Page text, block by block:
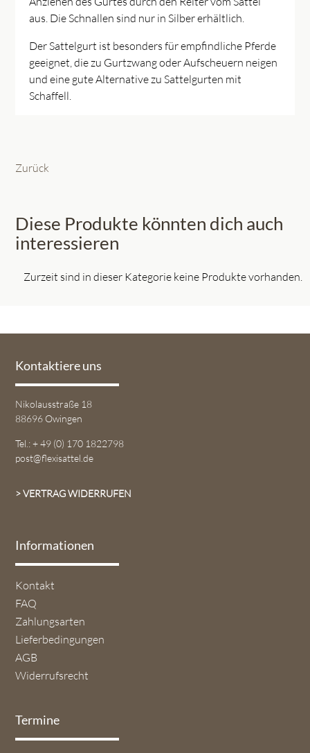
aus. Die Schnallen sind nur in Silber erhältlich.
Der Sattelgurt ist besonders für empfindliche Pferde
geeignet, die zu Gurtzwang oder Aufscheuern neigen
und eine gute Alternative zu Sattelgurten mit
Schaffell.
Zurück
Diese Produkte könnten dich auch
interessieren
Zurzeit sind in dieser Kategorie keine Produkte vorhanden.
Kontaktiere uns
Nikolausstraße 18
88696 Owingen
Tel.: + 49 (0) 170 1822798
post@flexisattel.de
> VERTRAG WIDERRUFEN
Informationen
Navigation
überspringen
Kontakt
FAQ
Zahlungsarten
Lieferbedingungen
AGB
Widerrufsrecht
Termine